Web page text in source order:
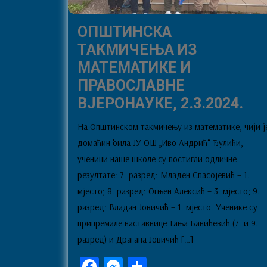
ОПШТИНСКА
ТАКМИЧЕЊА ИЗ
МАТЕМАТИКЕ И
ПРАВОСЛАВНЕ
ВЈЕРОНАУКЕ, 2.3.2024.
ИЗ
И
На Општинском такмичењу из математике, чији
домаћин била ЈУ ОШ „Иво Андрић“ Ђулићи,
ученици наше школе су постигли одличне
резултате: 7. разред: Младен Спасојевић – 1.
мјесто; 8. разред: Огњен Алексић – 3. мјесто; 9.
разред: Владан Јовичић – 1. мјесто. Ученике су
припремале наставнице Тања Банићевић (7. и 9.
разред) и Драгана Јовичић […]